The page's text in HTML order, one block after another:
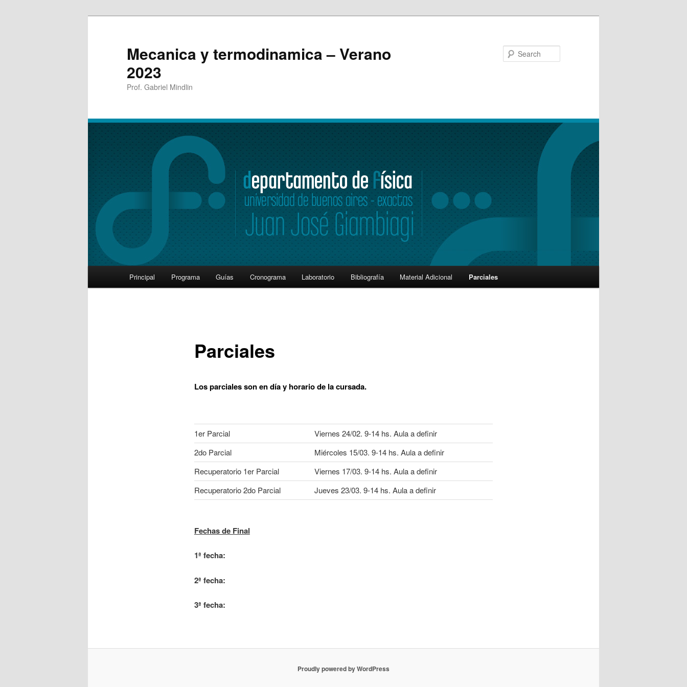
Mecanica y termodinamica – Verano
2023
Prof. Gabriel Mindlin
Skip
Principal Programa Guías Cronograma Laboratorio Bibliografía Material Adicional Parciales
Parciales
Los parciales son en día y horario de la cursada.
1er Parcial
Viernes 24/02. 9-14 hs. Aula a definir
2do Parcial
Miércoles 15/03. 9-14 hs. Aula a definir
Recuperatorio 1er Parcial
Viernes 17/03. 9-14 hs. Aula a definir
Recuperatorio 2do Parcial
Jueves 23/03. 9-14 hs. Aula a definir
Fechas de Final
1ª fecha:
2ª fecha:
3ª fecha:
Proudly powered by WordPress